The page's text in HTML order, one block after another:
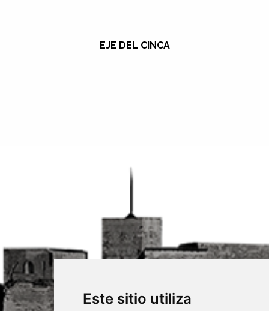
Este sitio utiliza
EJE DEL CINCA